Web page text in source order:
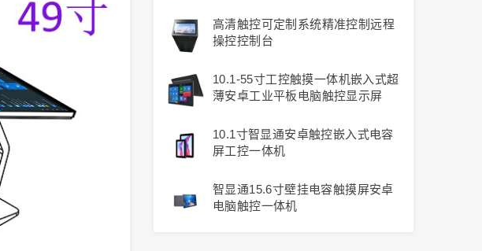
高清触控可定制系统精准控制远程
操控控制台
10.1-55寸工控触摸一体机嵌入式超
薄安卓工业平板电脑触控显示屏
10.1寸智显通安卓触控嵌入式电容
屏工控一体机
智显通15.6寸壁挂电容触摸屏安卓
电脑触控一体机